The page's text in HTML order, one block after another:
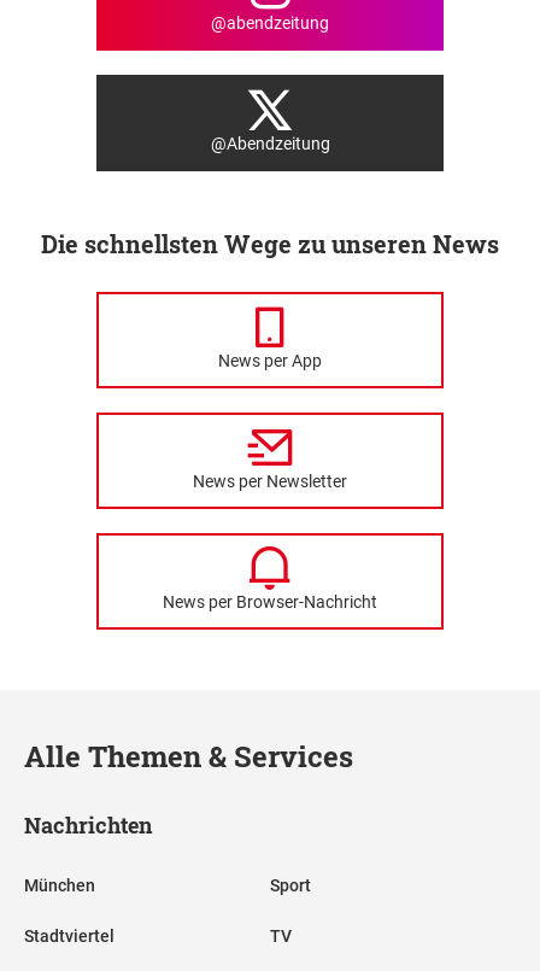
@abendzeitung
@Abendzeitung
Die schnellsten Wege zu unseren News
News per App
News per Newsletter
News per Browser-Nachricht
Alle Themen & Services
Nachrichten
München
Stadtviertel
Sport
TV